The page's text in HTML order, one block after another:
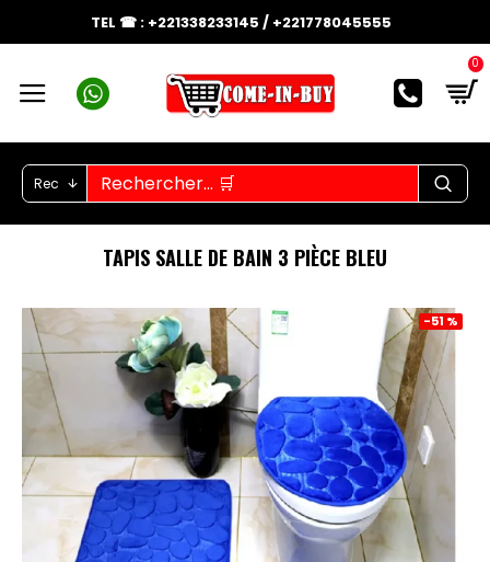
TEL ☎ : +221338233145 / +221778045555
0
Rec
TAPIS SALLE DE BAIN 3 PIÈCE BLEU
-51 %